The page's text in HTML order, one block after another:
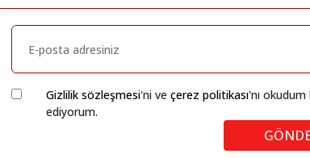
Gizlilik sözleşmesi'ni ve çerez politikası'nı okudum
ediyorum.